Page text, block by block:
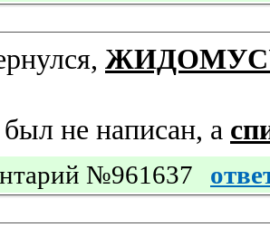
не написан, а
№961637